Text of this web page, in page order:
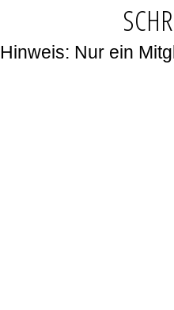
Hinweis: Nur ein